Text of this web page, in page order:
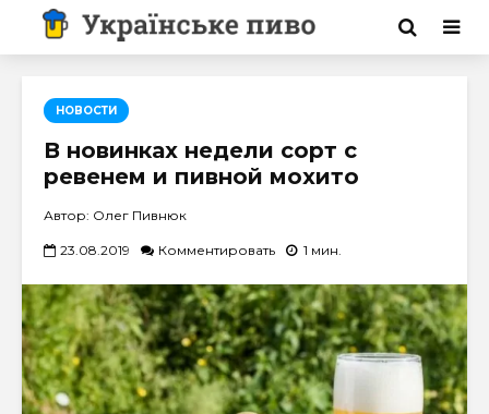
НОВОСТИ
В новинках недели сорт с
ревенем и пивной мохито
Автор: Олег Пивнюк
23.08.2019 Комментировать 1 мин.